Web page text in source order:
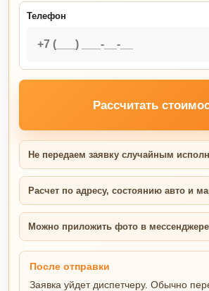
Телефон
Рассчитать
Не передаем заявку случайным
Расчет по адресу, состоянию авто и
Можно приложить фото в мессенджере
После отправки
Заявка уйдет диспетчеру. Обычно